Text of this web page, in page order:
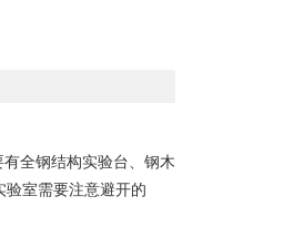
全钢结构实验台、钢木
验室需要注意避开的